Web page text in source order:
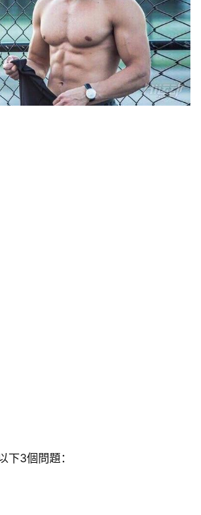
下3個問題：